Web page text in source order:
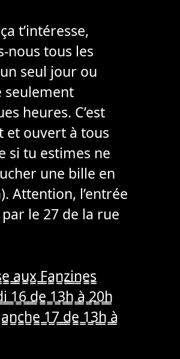
t’intéresse,
nous tous les
seul jour ou
seulement
heures. C’est
et ouvert à tous
si tu estimes ne
une bille en
Attention, l’entrée
le 27 de la rue
̳a̳u̳x̳ ̳F̳a̳n̳z̳i̳n̳e̳s̳
̳1̳6̳ ̳d̳e̳ ̳1̳3̳h̳ ̳à̳ ̳2̳0̳h̳
̳1̳7̳ ̳d̳e̳ ̳1̳3̳h̳ ̳à̳